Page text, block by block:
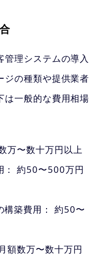
理システムの導入
ジの種類や提供業者
は一般的な費用相場
万〜数十万円以上
： 約50〜500万円
構築費用： 約50〜
額数万〜数十万円